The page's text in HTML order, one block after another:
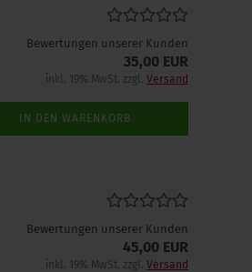
Bewertungen unserer Kunden
35,00 EUR
inkl. 19% MwSt. zzgl. Versand
IN DEN WARENKORB
Bewertungen unserer Kunden
45,00 EUR
inkl. 19% MwSt. zzgl. Versand